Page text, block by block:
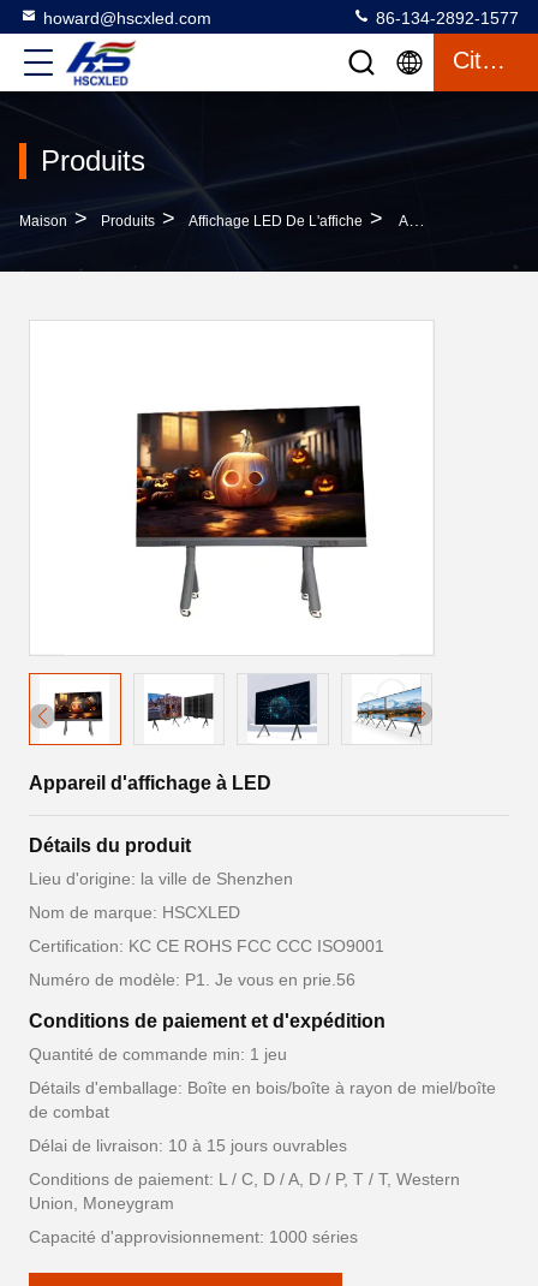
howard@hscxled.com 86-134-2892-1577
Citation
Produits
Maison > Produits > Affichage LED De L'affiche > Appareil D'affichage À LED
Appareil d'affichage à LED
Détails du produit
Lieu d'origine: la ville de Shenzhen
Nom de marque: HSCXLED
Certification: KC CE ROHS FCC CCC ISO9001
Numéro de modèle: P1. Je vous en prie.56
Conditions de paiement et d'expédition
Quantité de commande min: 1 jeu
Détails d'emballage: Boîte en bois/boîte à rayon de miel/boîte
de combat
Délai de livraison: 10 à 15 jours ouvrables
Conditions de paiement: L / C, D / A, D / P, T / T, Western
Union, Moneygram
Capacité d'approvisionnement: 1000 séries